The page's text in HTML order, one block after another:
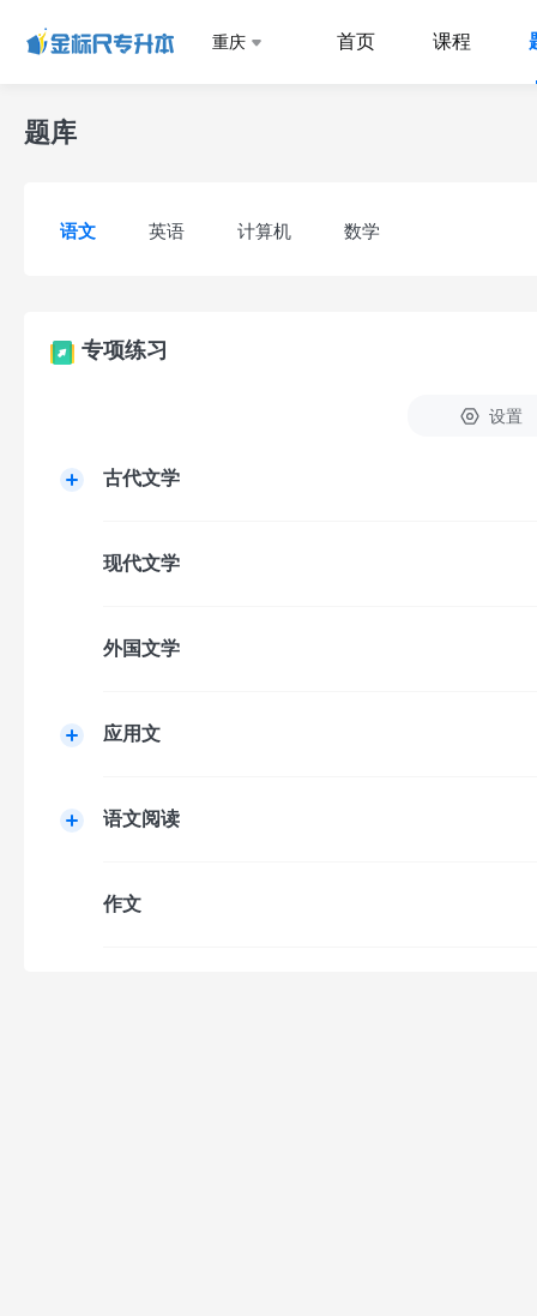
重庆 首页 课程
题库
语文 英语 计算机 数学
专项练习
设置
古代文学
现代文学
外国文学
应用文
语文阅读
作文